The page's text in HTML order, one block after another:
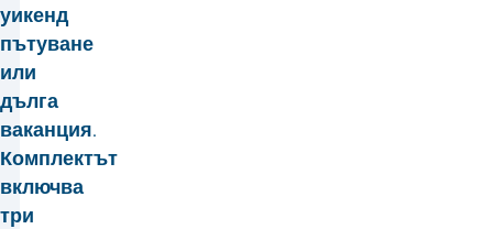
уикенд
пътуване
или
дълга
ваканция.
Комплектът
включва
три